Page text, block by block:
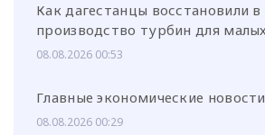
Как дагестанцы восстановили в
производство турбин для
08.08.2026 00:53
Главные экономические
08.08.2026 00:29